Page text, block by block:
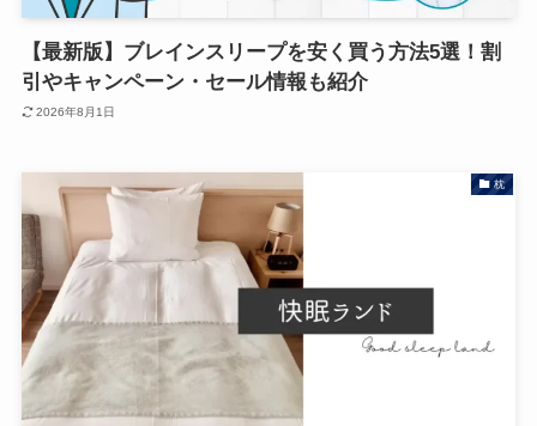
【最新版】ブレインスリープを安く買う方法5選！割
引やキャンペーン・セール情報も紹介
2026年8月1日
枕